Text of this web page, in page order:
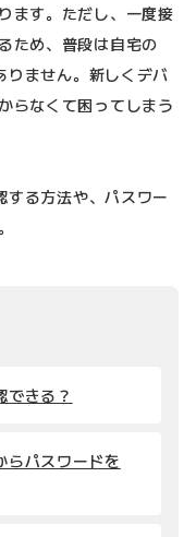
ます。ただし、一度接
ため、普段は自宅の
ません。新しくデバ
らなくて困ってしまう
る方法や、パスワー
きる？
パスワードを